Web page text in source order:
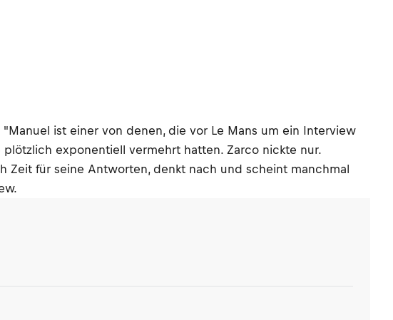
ist einer von denen, die vor Le Mans um ein Interview
exponentiell vermehrt hatten. Zarco nickte nur.
Zeit für seine Antworten, denkt nach und scheint manchmal